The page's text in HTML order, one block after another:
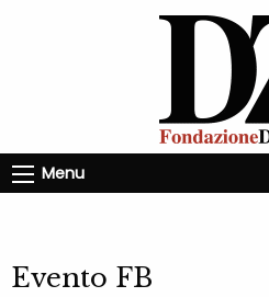
Menu
Evento FB